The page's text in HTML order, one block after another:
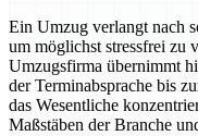
Ein Umzug verlangt nach
um möglichst stressfrei zu
Umzugsfirma übernimmt
der Terminabsprache bis
das Wesentliche
Maßstäben der Branche